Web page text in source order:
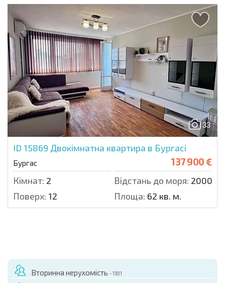
33
ID 15869 Двокімнатна квартира в Бургасі
Бургас 137 900 €
Кімнат: 2 Відстань до моря: 2000 м.
Поверх: 12 Площа: 62 кв. м.
Вторинна нерухомість - 1181